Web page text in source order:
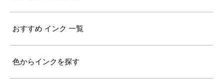
おすすめ インク 一覧
色からインクを探す